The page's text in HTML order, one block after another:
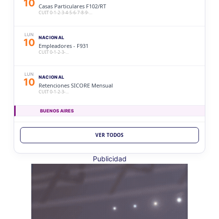
10 Casas Particulares F102/RT
CUIT 0-1-2-3-4-5-6-7-8-9-…
LUN
10 NACIONAL
Empleadores - F931
CUIT 0-1-2-3-…
LUN
10 NACIONAL
Retenciones SICORE Mensual
CUIT 0-1-2-3-…
BUENOS AIRES
BUENOS AIRES
Ag. Bs As Reg Gral Retenc 2aQ
CUIT 0-1-2-3-4-5-6-7-8-9-…
LUN
10
VER TODOS
Publicidad